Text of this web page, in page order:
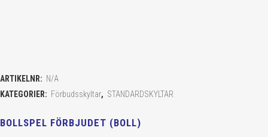
ARTIKELNR: N/A
KATEGORIER: Förbudsskyltar, STANDARDSKYLTAR
BOLLSPEL FÖRBJUDET (BOLL)